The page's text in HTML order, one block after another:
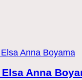
Anna